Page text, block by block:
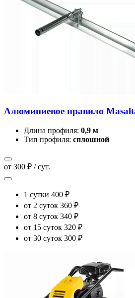
Алюминиевое правило
Длина профиля: 0,9 м
Тип профиля: сплошной
от 300 ₽ / сут.
1 сутки 400 ₽
от 2 суток 360 ₽
от 8 суток 340 ₽
от 15 суток 320 ₽
от 30 суток 300 ₽